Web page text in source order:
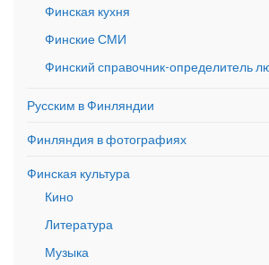
Финская кухня
Финские СМИ
Финский справочник-определитель
Русским в Финляндии
Финляндия в фотографиях
Финская культура
Кино
Литература
Музыка